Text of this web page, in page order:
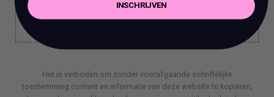
Het is verboden om zonder voorafgaande schriftelijke
toestemming content en informatie van deze website te kopiëren,
INSCHRIJVEN